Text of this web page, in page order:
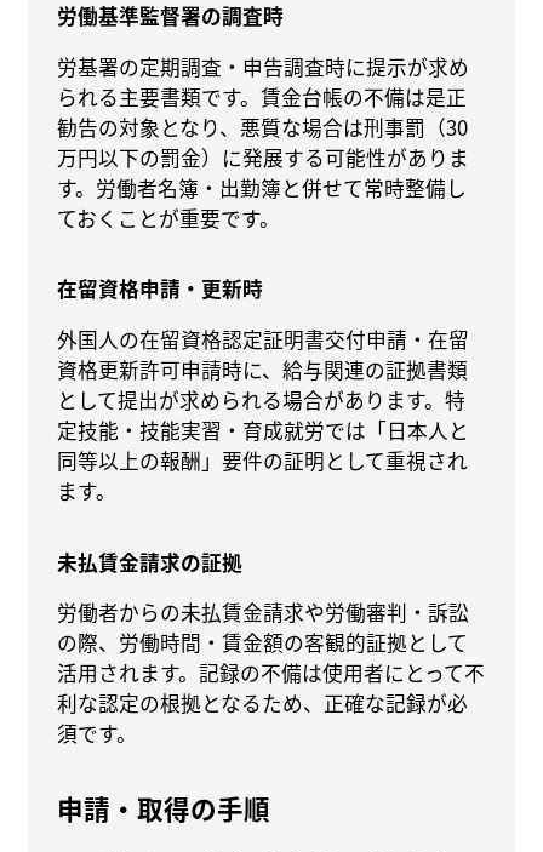
労働基準監督署の調査時
労基署の定期調査・申告調査時に提示が求め
られる主要書類です。賃金台帳の不備は是正
勧告の対象となり、悪質な場合は刑事罰（30
万円以下の罰金）に発展する可能性がありま
す。労働者名簿・出勤簿と併せて常時整備し
ておくことが重要です。
在留資格申請・更新時
外国人の在留資格認定証明書交付申請・在留
資格更新許可申請時に、給与関連の証拠書類
として提出が求められる場合があります。特
定技能・技能実習・育成就労では「日本人と
同等以上の報酬」要件の証明として重視され
ます。
未払賃金請求の証拠
労働者からの未払賃金請求や労働審判・訴訟
の際、労働時間・賃金額の客観的証拠として
活用されます。記録の不備は使用者にとって不
利な認定の根拠となるため、正確な記録が必
須です。
申請・取得の手順